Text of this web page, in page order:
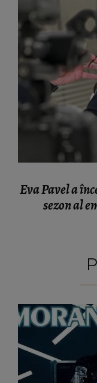
Eva Pavel a
sezon al